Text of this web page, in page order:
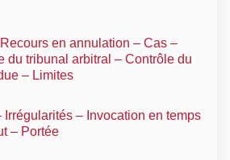
en annulation – Cas –
du tribunal arbitral – Contrôle du
– Limites
Irrégularités – Invocation en temps
– Portée